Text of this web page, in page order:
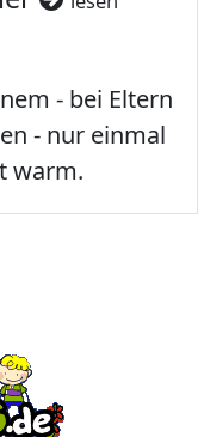
- bei Eltern
- nur einmal
warm.